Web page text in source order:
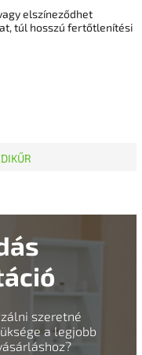
elszíneződhet
túl hosszú fertőtlenítési
szeretné
a legjobb